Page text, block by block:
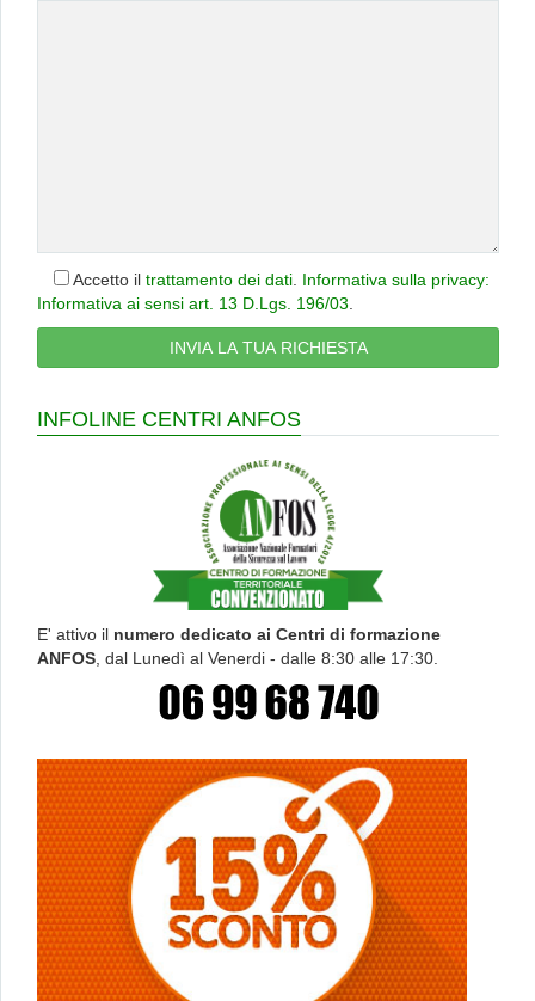
Accetto il trattamento dei dati Informativa sulla privacy:
Informativa ai sensi art. 13 D.Lgs. 196/03
INFOLINE CENTRI ANFOS
E' attivo il numero dedicato ai Centri di formazione
ANFOS , dal Lunedì al Venerdi - dalle 8:30 alle 17:30.